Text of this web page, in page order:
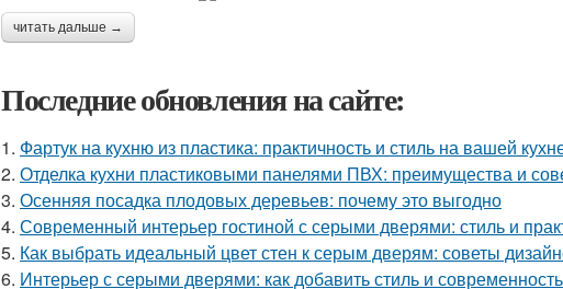
читать дальше →
Последние обновления на сайте:
1. Фартук на кухню из пластика: практичность и стиль на вашей
2. Отделка кухни пластиковыми панелями ПВХ: преимущества и
3. Осенняя посадка плодовых деревьев: почему это выгодно
4. Современный интерьер гостиной с серыми дверями: стиль и
5. Как выбрать идеальный цвет стен к серым дверям: советы
6. Интерьер с серыми дверями: как добавить стиль и